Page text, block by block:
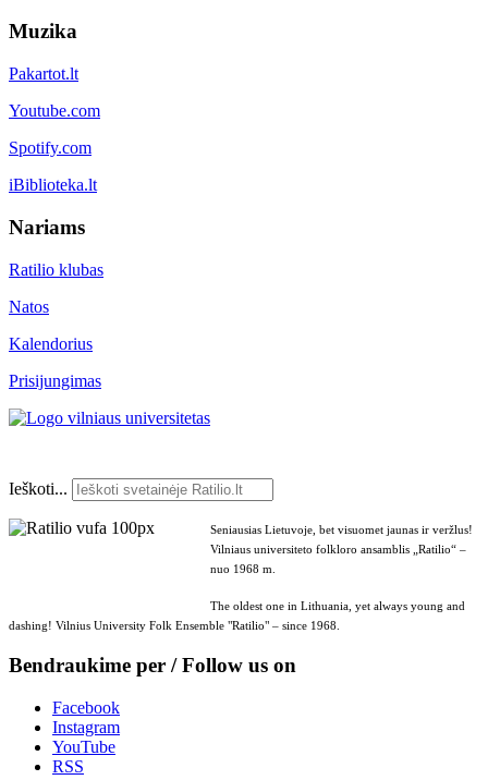
Muzika
Pakartot.lt
Youtube.com
Spotify.com
iBiblioteka.lt
Nariams
Ratilio klubas
Natos
Kalendorius
Prisijungimas
Ieškoti...
Seniausias Lietuvoje, bet visuomet jaunas ir veržlus!
Vilniaus universiteto folkloro ansamblis „Ratilio“ –
nuo 1968 m.
The oldest one in Lithuania, yet always young and
dashing! Vilnius University Folk Ensemble "Ratilio" – since 1968.
Bendraukime per / Follow us on
Facebook
Instagram
YouTube
RSS